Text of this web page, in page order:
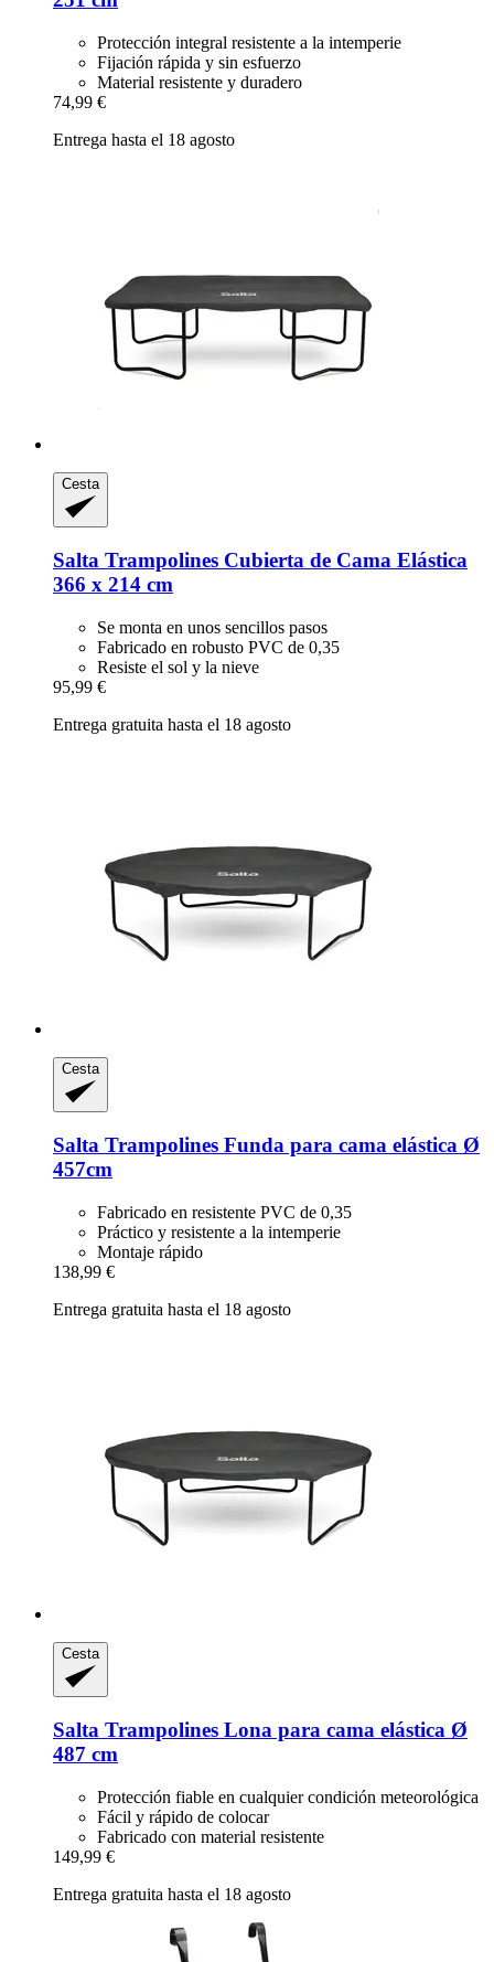
Protección integral resistente a la intemperie
Fijación rápida y sin esfuerzo
Material resistente y duradero
74,99 €
Entrega hasta el 18 agosto
Cesta
Salta Trampolines Cubierta de Cama Elástica
366 x 214 cm
Se monta en unos sencillos pasos
Fabricado en robusto PVC de 0,35
Resiste el sol y la nieve
95,99 €
Entrega gratuita hasta el 18 agosto
Cesta
Salta Trampolines Funda para cama elástica Ø
457cm
Fabricado en resistente PVC de 0,35
Práctico y resistente a la intemperie
Montaje rápido
138,99 €
Entrega gratuita hasta el 18 agosto
Cesta
Salta Trampolines Lona para cama elástica Ø
487 cm
Protección fiable en cualquier condición meteorológica
Fácil y rápido de colocar
Fabricado con material resistente
149,99 €
Entrega gratuita hasta el 18 agosto